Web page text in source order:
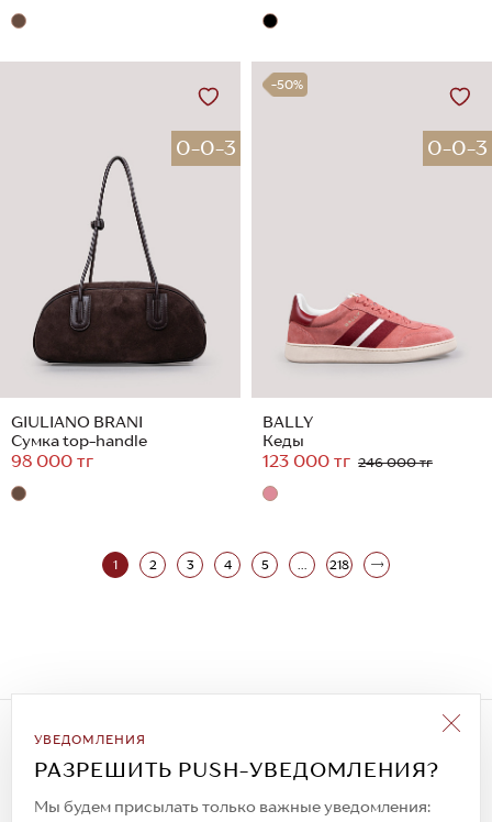
0-0-3
GIULIANO BRANI
Сумка top-handle
98 000 тг
-50%
0-0-3
BALLY
Кеды
123 000 тг 246 000 тг
1 2 3 4 5 ... 218
УВЕДОМЛЕНИЯ
РАЗРЕШИТЬ PUSH-УВЕДОМЛЕНИЯ?
Мы будем присылать только важные уведомления:
Подписаться на рассылку
Всегда будьте в курсе новых акций и
спецпредложений!